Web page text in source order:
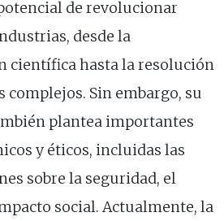
de revolucionar
desde la
científica hasta la resolución
complejos. Sin embargo, su
plantea importantes
y éticos, incluidas las
sobre la seguridad, el
social. Actualmente, la